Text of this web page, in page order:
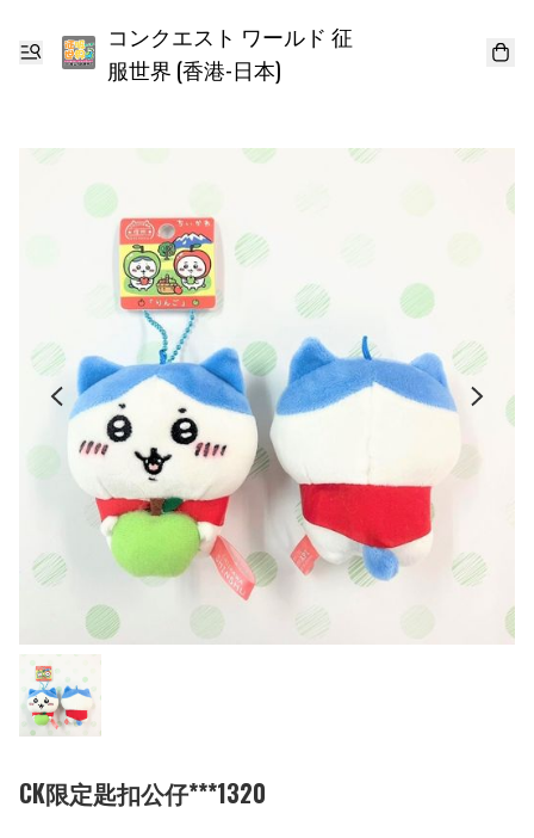
コンクエスト ワールド 征
服世界 (香港-日本)
CK限定匙扣公仔***1320